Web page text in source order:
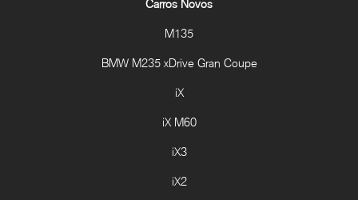
Carros Novos
M135
BMW M235 xDrive Gran Coupe
iX
iX M60
iX3
iX2